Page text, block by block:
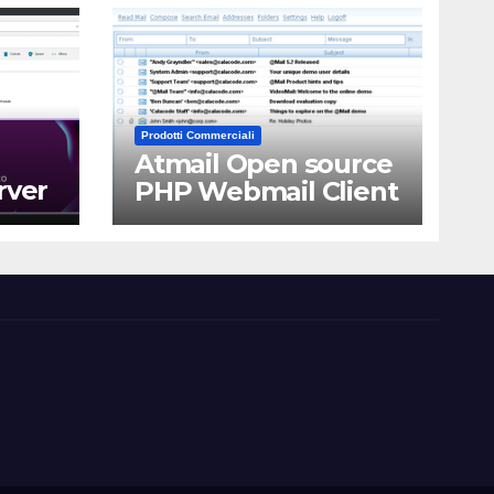
Prodotti Commerciali
Atmail Open source
PHP Webmail Client